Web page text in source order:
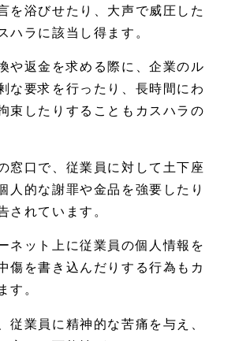
を浴びせたり、大声で威圧した
ハラに該当し得ます。
や返金を求める際に、企業のル
な要求を行ったり、長時間にわ
束したりすることもカスハラの
窓口で、従業員に対して土下座
人的な謝罪や金品を強要したり
されています。
ネット上に従業員の個人情報を
傷を書き込んだりする行為もカ
す。
従業員に精神的な苦痛を与え、